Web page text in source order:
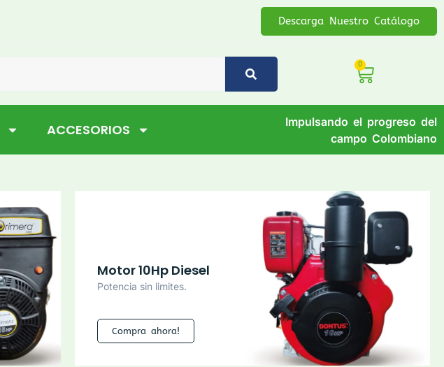
Descarga Nuestro Catálogo
0
ACCESORIOS
Impulsando el progreso del
campo Colombiano
Motor 10Hp Diesel
Potencia sin limites.
Compra ahora!